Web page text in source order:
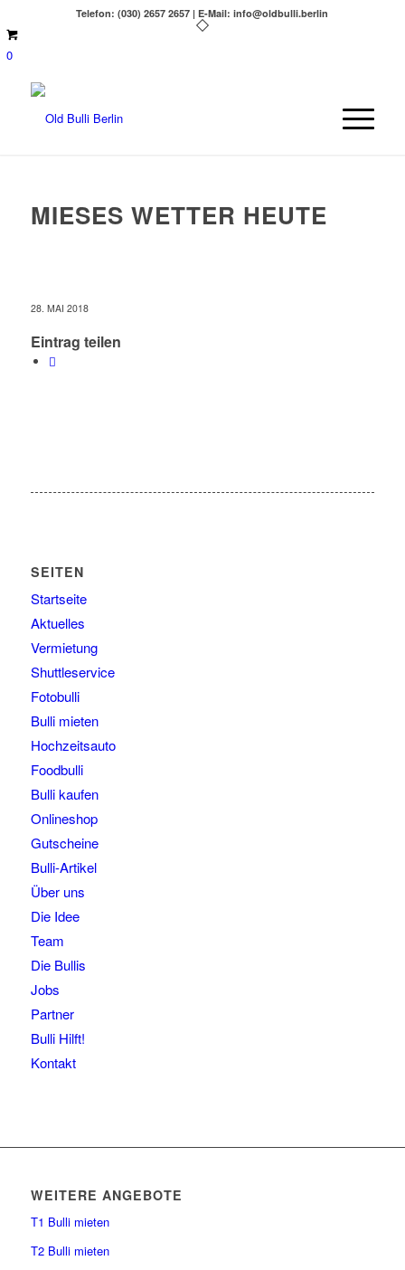
Telefon: (030) 2657 2657 | E-Mail: info@oldbulli.berlin
0
MIESES WETTER HEUTE
28. MAI 2018
Eintrag teilen
SEITEN
Startseite
Aktuelles
Vermietung
Shuttleservice
Fotobulli
Bulli mieten
Hochzeitsauto
Foodbulli
Bulli kaufen
Onlineshop
Gutscheine
Bulli-Artikel
Über uns
Die Idee
Team
Die Bullis
Jobs
Partner
Bulli Hilft!
Kontakt
WEITERE ANGEBOTE
T1 Bulli mieten
T2 Bulli mieten